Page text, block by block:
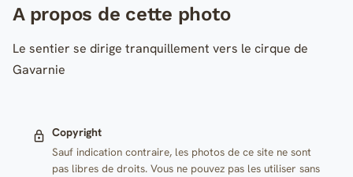
A propos de cette photo
Le sentier se dirige tranquillement vers le cirque de
Gavarnie
Copyright
Sauf indication contraire, les photos de ce site ne sont
pas libres de droits. Vous ne pouvez pas les utiliser sans